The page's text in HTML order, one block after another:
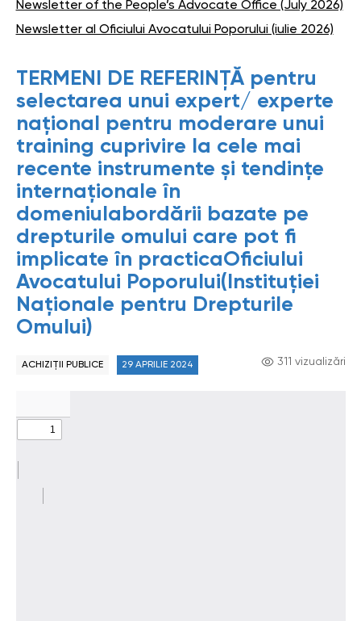
TERMENI DE REFERINȚĂ pentru
selectarea unui expert/ experte
național pentru moderare unui
training cuprivire la cele mai
recente instrumente și tendințe
internaționale în
domeniulabordării bazate pe
drepturile omului care pot fi
implicate în practicaOficiului
Avocatului Poporului(Instituției
Naționale pentru Drepturile
Omului)
ACHIZIȚII PUBLICE 29 APRILIE 2024 311 vizualizări
Newsletter of the People’s Advocate Office (July 2026)
Newsletter al Oficiului Avocatului Poporului (iulie 2026)